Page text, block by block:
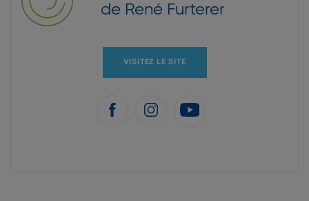
de René Furterer
VISITEZ LE SITE